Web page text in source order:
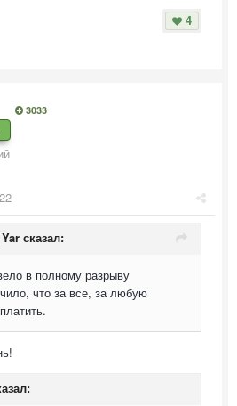
4
3033
Yar сказал:
в полному разрыву
что за все, за любую